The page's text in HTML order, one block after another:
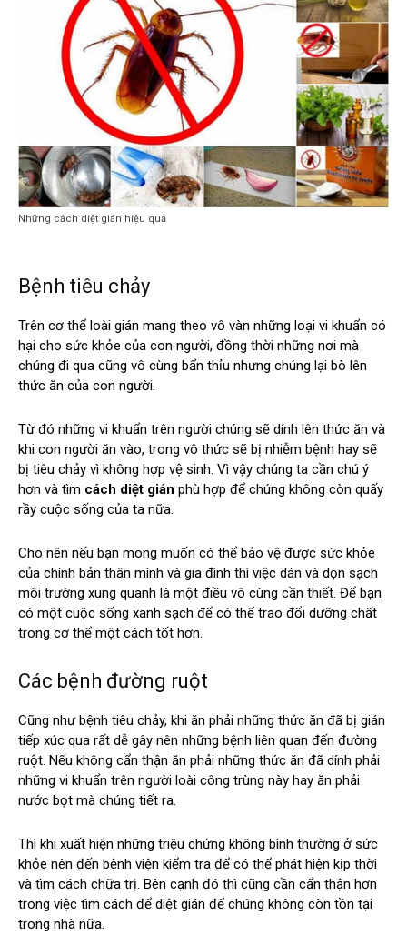
Những cách diệt gián hiệu quả
Bệnh tiêu chảy
Trên cơ thể loài gián mang theo vô vàn những loại vi khuẩn có
hại cho sức khỏe của con người, đồng thời những nơi mà
chúng đi qua cũng vô cùng bẩn thỉu nhưng chúng lại bò lên
thức ăn của con người.
Từ đó những vi khuẩn trên người chúng sẽ dính lên thức ăn và
khi con người ăn vào, trong vô thức sẽ bị nhiễm bệnh hay sẽ
bị tiêu chảy vì không hợp vệ sinh. Vì vậy chúng ta cần chú ý
hơn và tìm cách diệt gián phù hợp để chúng không còn quấy
rầy cuộc sống của ta nữa.
Cho nên nếu bạn mong muốn có thể bảo vệ được sức khỏe
của chính bản thân mình và gia đình thì việc dán và dọn sạch
môi trường xung quanh là một điều vô cùng cần thiết. Để bạn
có một cuộc sống xanh sạch để có thể trao đổi dưỡng chất
trong cơ thể một cách tốt hơn.
Các bệnh đường ruột
Cũng như bệnh tiêu chảy, khi ăn phải những thức ăn đã bị gián
tiếp xúc qua rất dễ gây nên những bệnh liên quan đến đường
ruột. Nếu không cẩn thận ăn phải những thức ăn đã dính phải
những vi khuẩn trên người loài công trùng này hay ăn phải
nước bọt mà chúng tiết ra.
Thì khi xuất hiện những triệu chứng không bình thường ở sức
khỏe nên đến bệnh viện kiểm tra để có thể phát hiện kịp thời
và tìm cách chữa trị. Bên cạnh đó thì cũng cần cẩn thận hơn
trong việc tìm cách để diệt gián để chúng không còn tồn tại
trong nhà nữa.